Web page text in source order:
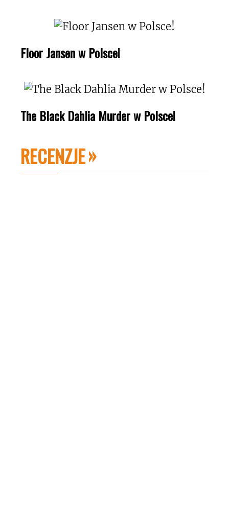
Floor Jansen w Polsce!
The Black Dahlia Murder w Polsce!
RECENZJE